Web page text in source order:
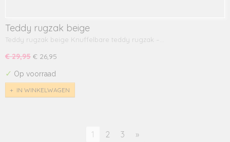
Teddy rugzak beige
Teddy rugzak beige Knuffelbare teddy rugzak –…
€ 29,95 € 26,95
✓ Op voorraad
IN WINKELWAGEN
1 2 3 »